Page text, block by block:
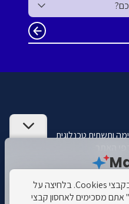
באתר זה אנחנו עושים שימוש בקבצי Cookies. בלחיצה על
"קבל את כל קבצי ה-Cookies" אתם מסכימים לאחסון קבצי
ותשתית טכנלוגית
אנחנו?